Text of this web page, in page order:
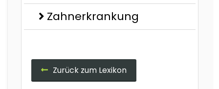
Zahnerkrankung
Zurück zum Lexikon